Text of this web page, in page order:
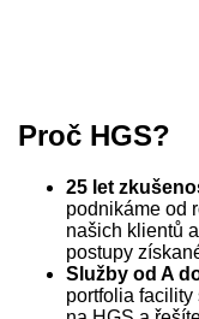
Proč HGS?
25 let
podnikáme od
našich klientů
postupy
Služby od A
portfolia